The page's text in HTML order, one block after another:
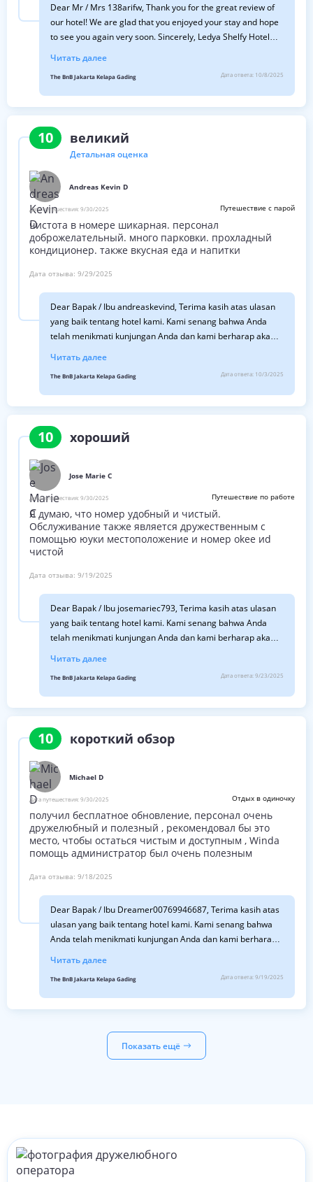
Dear Mr / Mrs 138arifw, Thank you for the great review of
our hotel! We are glad that you enjoyed your stay and hope
to see you again very soon. Sincerely, Ledya Shelfy Hotel
Читать далее
The BnB Jakarta Kelapa Gading Дата ответа: 10/8/2025
10 великий
Детальная оценка
Andreas Kevin D
Дата путешествия:9/30/2025 Путешествие с парой
чистота в номере шикарная. персонал
доброжелательный. много парковки. прохладный
кондиционер. также вкусная еда и напитки
Дата отзыва: 9/29/2025
Dear Bapak / Ibu andreaskevind, Terima kasih atas ulasan
yang baik tentang hotel kami. Kami senang bahwa Anda
telah menikmati kunjungan Anda dan kami berharap akan
Shelfy Hotel Manager
Читать далее
The BnB Jakarta Kelapa Gading Дата ответа: 10/3/2025
10 хороший
Jose Marie C
Дата путешествия:9/30/2025 Путешествие по работе
Я думаю, что номер удобный и чистый.
Обслуживание также является дружественным с
помощью юуки местоположение и номер okee иd
чистой
Дата отзыва: 9/19/2025
Dear Bapak / Ibu josemariec793, Terima kasih atas ulasan
yang baik tentang hotel kami. Kami senang bahwa Anda
telah menikmati kunjungan Anda dan kami berharap akan
Shelfy Hotel Manager
Читать далее
The BnB Jakarta Kelapa Gading Дата ответа:9/23/2025
10 короткий обзор
Michael D
Дата путешествия:9/30/2025 Отдых в одиночку
получил бесплатное обновление, персонал очень
дружелюбный и полезный , рекомендовал бы это
место, чтобы остаться чистым и доступным , Winda
помощь администратор был очень полезным
Дата отзыва: 9/18/2025
Dear Bapak / Ibu Dreamer00769946687, Terima kasih atas
ulasan yang baik tentang hotel kami. Kami senang bahwa
Anda telah menikmati kunjungan Anda dan kami berharap
Ledya Shelfy Hotel Manager
Читать далее
The BnB Jakarta Kelapa Gading Дата ответа:9/19/2025
Показать ещё